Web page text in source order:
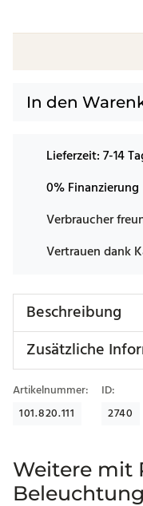
In den
Lieferzeit:7-14
0% Finanzierung
Verbraucher
Vertrauen dank
Beschreibung
Zusätzliche
Artikelnummer:
101.820.111
ID:
2740
Weitere mit
Beleuchtung